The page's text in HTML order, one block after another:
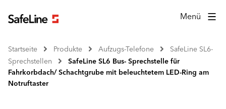
Menü
Startseite Produkte Aufzugs-Telefone
SafeLine SL6-
Sprechstellen
SafeLine SL6 Bus- Sprechstelle für
Fahrkorbdach/ Schachtgrube mit beleuchtetem LED-Ring am
Notruftaster